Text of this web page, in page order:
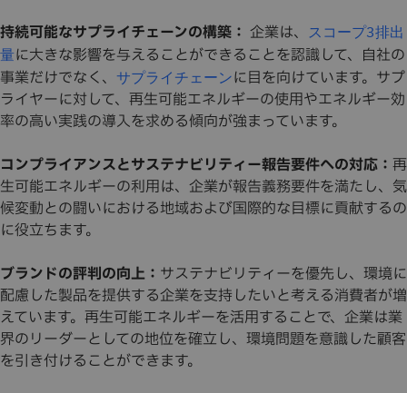
持続可能なサプライチェーンの構築： 企業は、 スコープ3排出
量に大きな影響を与えることができることを認識して、自社の
事業だけでなく、 サプライチェーンに目を向けています。サプ
ライヤーに対して、再生可能エネルギーの使用やエネルギー効
率の高い実践の導入を求める傾向が強まっています。
コンプライアンスとサステナビリティー報告要件への対応： 再
生可能エネルギーの利用は、企業が報告義務要件を満たし、気
候変動との闘いにおける地域および国際的な目標に貢献するの
に役立ちます。
ブランドの評判の向上： サステナビリティーを優先し、環境に
配慮した製品を提供する企業を支持したいと考える消費者が増
えています。再生可能エネルギーを活用することで、企業は業
界のリーダーとしての地位を確立し、環境問題を意識した顧客
を引き付けることができます。